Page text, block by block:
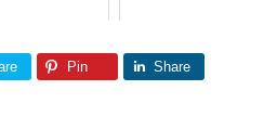
Pin Share